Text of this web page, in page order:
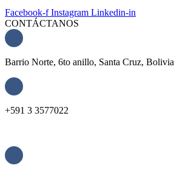
Facebook-f Instagram Linkedin-in
CONTÁCTANOS
Barrio Norte, 6to anillo, Santa Cruz, Bolivia
+591 3 3577022